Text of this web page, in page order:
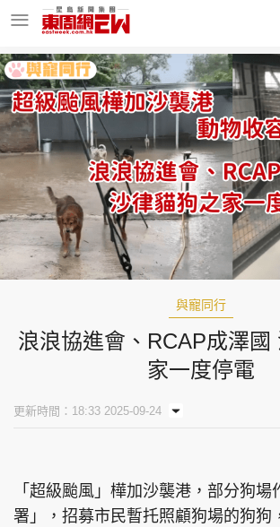
明星名人 時事
東周Ladies 優享
東周食玩通 會員
玄學靈異 東周
東周刊 cazbuyer
與寵同行
浪浪協進會、RCAP成澤國
家一度停電
更新時間：18:33 2025-09-24
「超級颱風」樺加沙襲港，部分狗場
署」，招募市民暫托照顧狗場的狗狗